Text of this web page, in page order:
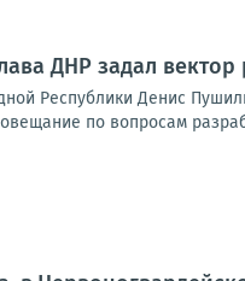
ДНР задал
Республики Денис
по вопросам